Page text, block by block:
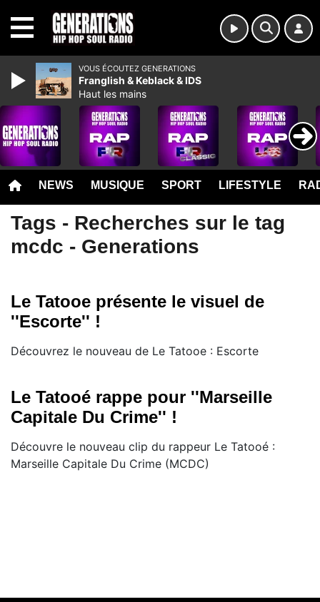
NEWS MUSIQUE SPORT LIFESTYLE
Tags - Recherches sur le tag
mcdc - Generations
Le Tatooe présente le visuel de
''Escorte'' !
Découvrez le nouveau de Le Tatooe : Escorte
Le Tatooé rappe pour ''Marseille
Capitale Du Crime'' !
Découvre le nouveau clip du rappeur Le Tatooé :
Marseille Capitale Du Crime (MCDC)
VOUS ÉCOUTEZ GENERATIONS
Franglish & Keblack & IDS
Haut les mains